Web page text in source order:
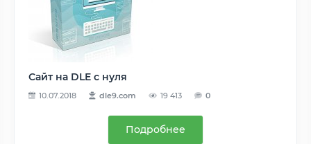
Сайт на DLE с нуля
10.07.2018 dle9.com 19 413 0
Подробнее